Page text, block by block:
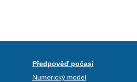
Předpověď počasí
Numerický model